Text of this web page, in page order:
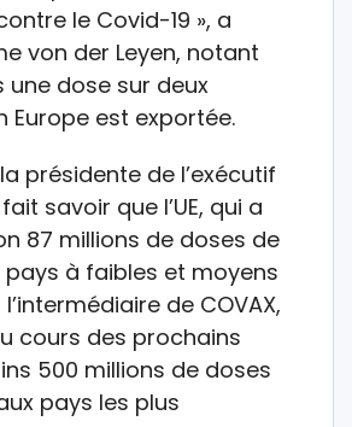
le Covid-19 », a
von der Leyen, notant
une dose sur deux
Europe est exportée.
présidente de l’exécutif
savoir que l’UE, qui a
87 millions de doses de
à faibles et moyens
de COVAX,
cours des prochains
500 millions de doses
pays les plus